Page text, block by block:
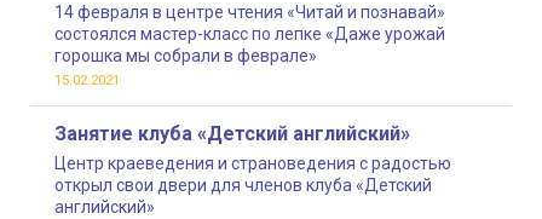
14 февраля в центре чтения «Читай и познавай»
состоялся мастер-класс по лепке «Даже урожай
горошка мы собрали в феврале»
15.02.2021
Занятие клуба «Детский английский»
Центр краеведения и страноведения с радостью
открыл свои двери для членов клуба «Детский
английский»